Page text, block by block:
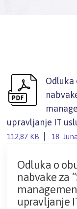
Odluka
upravljanje IT
112,87 KB 18.
Odluka o
nabvake za
upravljanje